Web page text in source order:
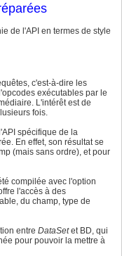
de l'API en termes de style
c'est-à-dire les
exécutables par le
L'intérêt est de
fois.
spécifique de la
En effet, son résultat se
(mais sans ordre), et pour
compilée avec l'option
l'accès à des
du champ, type de
entre DataSetet BD, qui
pour pouvoir la mettre à